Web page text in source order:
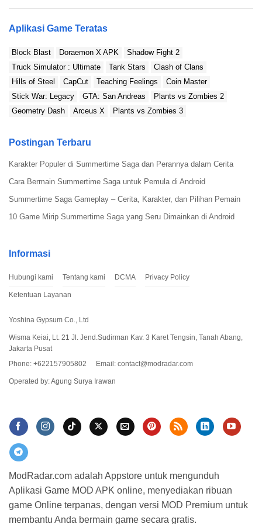
Hal pertama yang perlu sobat lakukan sebelum
downloadLast Day on Earth Mod APK, adalah
menentukan versi mana yang hendak sobat
situs ModRadar dan setelah versinya benar, silahkan
klik ‘Download’.
Saat hendak menginstal aplikasi dari sumber
eksternal, sobat harus mengaktifkan mode sumber
tidak dikenal agar perangkat mengidentifikasikan
Aplikasi Game Teratas
Block Blast Doraemon X APK
Shadow Fight 2
Truck Simulator : Ultimate
Tank Stars
Clash of Clans
Hills of Steel
CapCut Teaching Feelings
Coin Master
Stick War: Legacy
GTA: San Andreas
Plants vs Zombies 2
Geometry Dash
Arceus X Plants vs Zombies 3
Postingan Terbaru
Karakter Populer di Summertime Saga dan Perannya dalam Cerita
Cara Bermain Summertime Saga untuk Pemula di Android
Summertime Saga Gameplay – Cerita, Karakter, dan Pilihan Pemain
10 Game Mirip Summertime Saga yang Seru Dimainkan di Android
Informasi
Hubungi kami Tentang kami DCMA Privacy Policy
Ketentuan Layanan
Yoshina Gypsum Co., Ltd
Wisma Keiai, Lt. 21 Jl. Jend.Sudirman Kav. 3 Karet Tengsin, Tanah Abang,
Jakarta Pusat
Phone: +622157905802
Email: contact@modradar.com
Operated by: Agung Surya Irawan
ModRadar.com adalah Appstore untuk mengunduh
Aplikasi Game MOD APK online, menyediakan ribuan
game Online terpanas, dengan versi MOD Premium untuk
membantu Anda bermain game secara gratis.